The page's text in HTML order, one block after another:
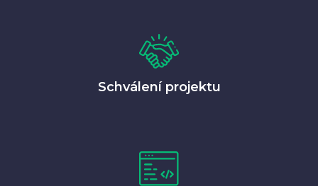
Schválení projektu